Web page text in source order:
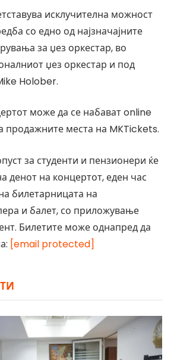
исклучителна можност
со едно од најзначајните
за џез оркестар, во
џез оркестар и под
Holober.
може да се набават online
продажните места на MKTickets.
за студенти и пензионери ќе
денот на концертот, еден час
билетарницата на
и балет, со приложување
Билетите може однапред да
[email protected]